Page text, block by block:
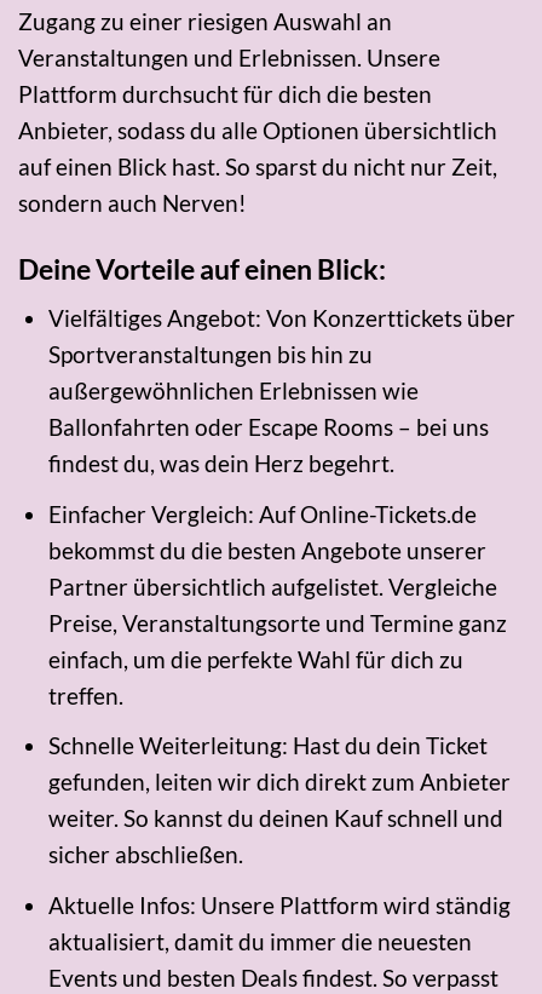
Zugang zu einer riesigen Auswahl an
Veranstaltungen und Erlebnissen. Unsere
Plattform durchsucht für dich die besten
Anbieter, sodass du alle Optionen übersichtlich
auf einen Blick hast. So sparst du nicht nur Zeit,
sondern auch Nerven!
Deine Vorteile auf einen Blick:
Vielfältiges Angebot: Von Konzerttickets über
Sportveranstaltungen bis hin zu
außergewöhnlichen Erlebnissen wie
Ballonfahrten oder Escape Rooms – bei uns
findest du, was dein Herz begehrt.
Einfacher Vergleich: Auf Online-Tickets.de
bekommst du die besten Angebote unserer
Partner übersichtlich aufgelistet. Vergleiche
Preise, Veranstaltungsorte und Termine ganz
einfach, um die perfekte Wahl für dich zu
treffen.
Schnelle Weiterleitung: Hast du dein Ticket
gefunden, leiten wir dich direkt zum Anbieter
weiter. So kannst du deinen Kauf schnell und
sicher abschließen.
Aktuelle Infos: Unsere Plattform wird ständig
aktualisiert, damit du immer die neuesten
Events und besten Deals findest. So verpasst